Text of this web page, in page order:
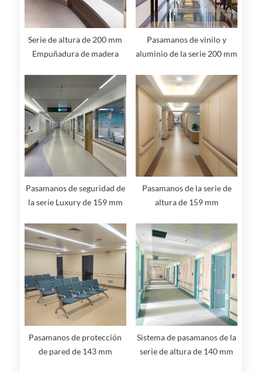
Serie de altura de 200 mm
Empuñadura de madera
protección de pared
Pasamanos de vinilo y
aluminio de la serie 200 mm
Pasamanos de seguridad de
la serie Luxury de 159 mm
Pasamanos de la serie de
altura de 159 mm
Pasamanos de protección
de pared de 143 mm
Sistema de pasamanos de la
serie de altura de 140 mm